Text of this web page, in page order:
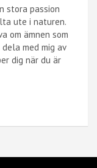
stora passion
ute i naturen.
om ämnen som
med mig av
dig när du är